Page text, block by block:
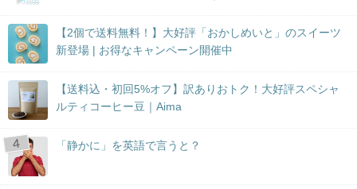
【2個で送料無料！】大好評「おかしめいと」のスイーツ
新登場 | お得なキャンペーン開催中
【送料込・初回5%オフ】訳ありおトク！大好評スペシャ
ルティコーヒー豆｜Aima
「静かに」を英語で言うと？